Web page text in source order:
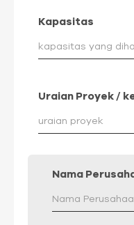
Kapasitas
Uraian Proyek /
Nama